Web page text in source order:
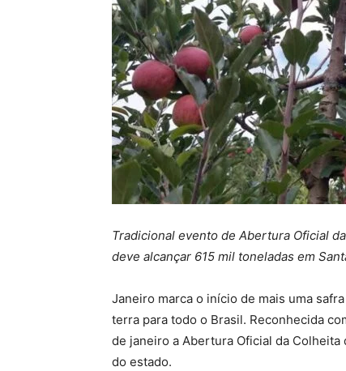
Tradicional evento de Abertura Oficial
deve alcançar 615 mil toneladas em
Janeiro marca o início de mais uma
terra para todo o Brasil. Reconhecida
de janeiro a Abertura Oficial da
do estado.